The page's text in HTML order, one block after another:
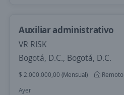
Auxiliar administrativo
VR RISK
Bogotá, D.C., Bogotá, D.C.
$ 2.000.000,00 (Mensual)
Remoto
Ayer